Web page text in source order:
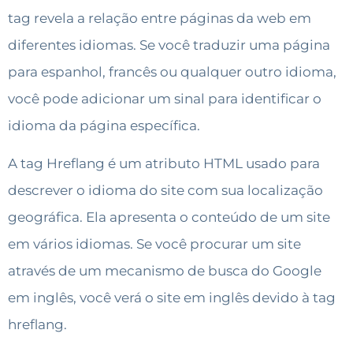
tag revela a relação entre páginas da web em
diferentes idiomas. Se você traduzir uma página
para espanhol, francês ou qualquer outro idioma,
você pode adicionar um sinal para identificar o
idioma da página específica.
A tag Hreflang é um atributo HTML usado para
descrever o idioma do site com sua localização
geográfica. Ela apresenta o conteúdo de um site
em vários idiomas. Se você procurar um site
através de um mecanismo de busca do Google
em inglês, você verá o site em inglês devido à tag
hreflang.